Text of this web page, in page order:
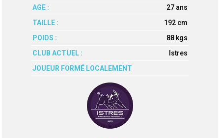
AGE :
27 ans
TAILLE :
192 cm
POIDS :
88 kgs
CLUB ACTUEL :
Istres
JOUEUR FORMÉ LOCALEMENT